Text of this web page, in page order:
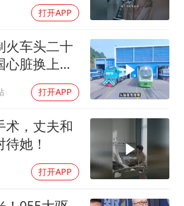
Meta重新支棱起来了吗
东方之约 相约未来
打开APP
火车头二十
脏换上绿
打开APP
术，丈夫和
她！
打开APP